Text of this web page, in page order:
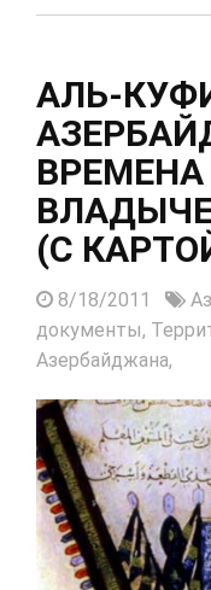
АЛЬ-
ВРЕМЕНА
(С
8/18/2011
документы,
Азербайджана,